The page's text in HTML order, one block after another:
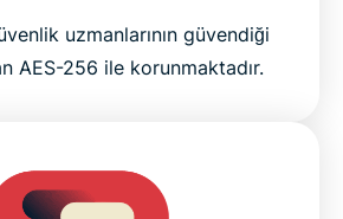
uzmanlarının güvendiği
AES-256 ile korunmaktadır.